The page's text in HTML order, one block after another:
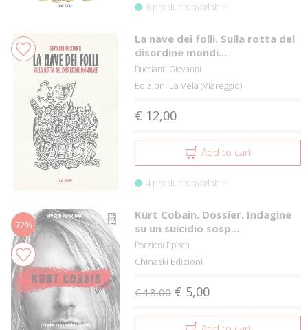
8 products available
La nave dei folli. Sulla rotta del
disordine mondi...
Buccianti Giovanni
Edizioni La Vela (Viareggio)
€ 12,00
Add to cart
4 products available
72%
Kurt Cobain. Dossier. Indagine
su un suicidio sosp...
Porzioni Epìsch
Chinaski Edizioni
€ 18,00 € 5,00